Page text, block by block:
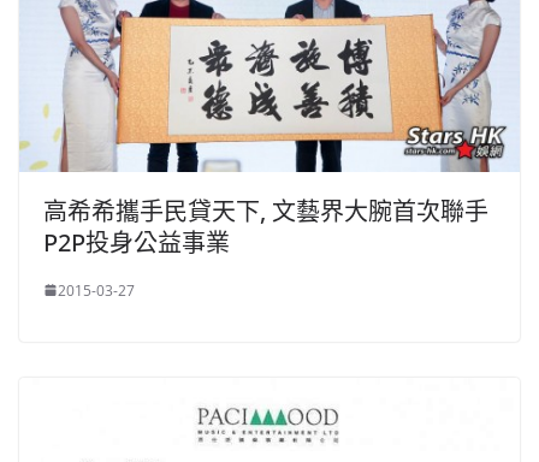
高希希攜手民貸天下, 文藝界大腕首次聯手
P2P投身公益事業
2015-03-27